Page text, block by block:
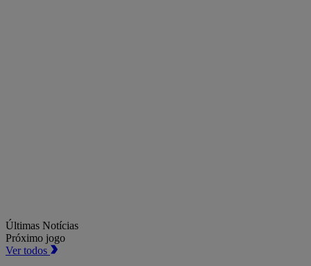
Últimas Notícias
Próximo jogo
Ver todos